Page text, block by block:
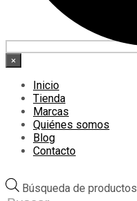
×
Inicio
Tienda
Marcas
Quiénes somos
Blog
Contacto
Búsqueda de productos